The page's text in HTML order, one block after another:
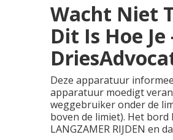
Wacht Niet
Dit Is Hoe
Deze apparatuur
apparatuur moedigt
weggebruiker onder de
boven de limiet). Het
LANGZAMER RIJDEN en